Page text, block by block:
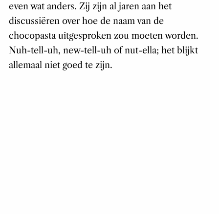
even wat anders. Zij zijn al jaren aan het
discussiëren over hoe de naam van de
chocopasta uitgesproken zou moeten worden.
Nuh-tell-uh, new-tell-uh of nut-ella; het blijkt
allemaal niet goed te zijn.